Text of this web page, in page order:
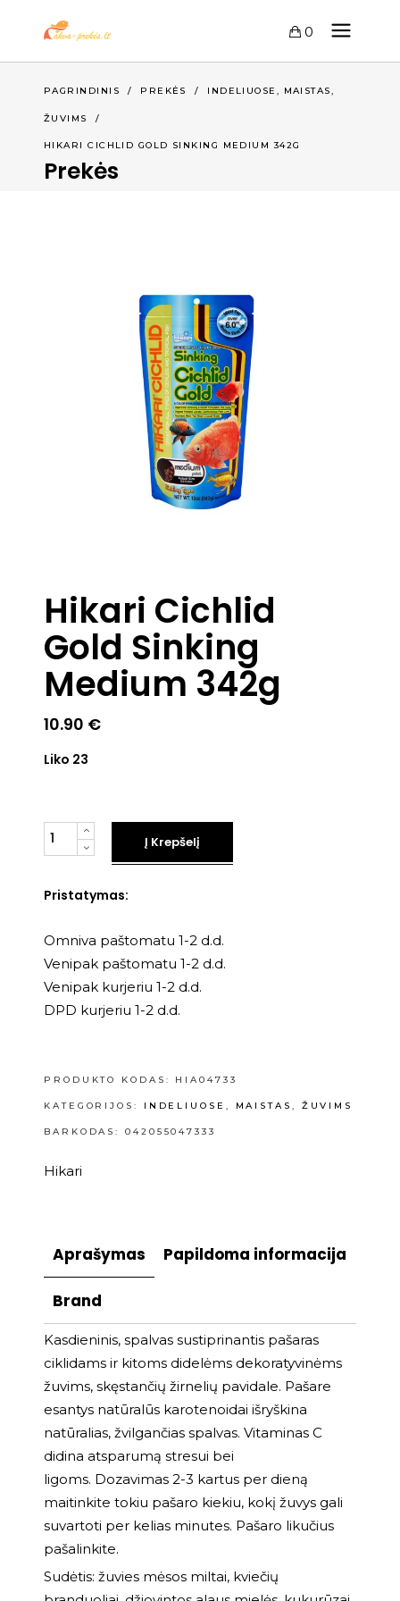
0
PAGRINDINIS / PREKĖS / INDELIUOSE , MAISTAS,
ŽUVIMS /
HIKARI CICHLID GOLD SINKING MEDIUM 342G
Prekės
Hikari Cichlid
Gold Sinking
Medium 342g
10.90 €
Liko 23
Kiekis
Į Krepšelį
Pristatymas:
Omniva paštomatu 1-2 d.d.
Venipak paštomatu 1-2 d.d.
Venipak kurjeriu 1-2 d.d.
DPD kurjeriu 1-2 d.d.
PRODUKTO KODAS: HIA04733
KATEGORIJOS: INDELIUOSE , MAISTAS , ŽUVIMS
BARKODAS: 042055047333
Hikari
Aprašymas Papildoma informacija
Brand
Kasdieninis, spalvas sustiprinantis pašaras
ciklidams ir kitoms didelėms dekoratyvinėms
žuvims, skęstančių žirnelių pavidale. Pašare
esantys natūralūs karotenoidai išryškina
natūralias, žvilgančias spalvas. Vitaminas C
didina atsparumą stresui bei
ligoms. Dozavimas 2-3 kartus per dieną
maitinkite tokiu pašaro kiekiu, kokį žuvys gali
suvartoti per kelias minutes. Pašaro likučius
pašalinkite.
Sudėtis: žuvies mėsos miltai, kviečių